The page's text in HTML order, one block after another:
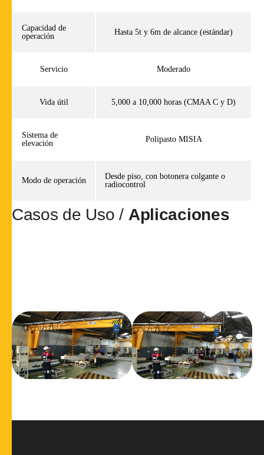
Capacidad de
operación
Hasta 5t y 6m de alcance (estándar)
Servicio Moderado
Vida útil 5,000 a 10,000 horas (CMAA C y D)
Sistema de
elevación
Polipasto MISIA
Modo de operación
Desde piso, con botonera colgante o
radiocontrol
Casos de Uso / Aplicaciones